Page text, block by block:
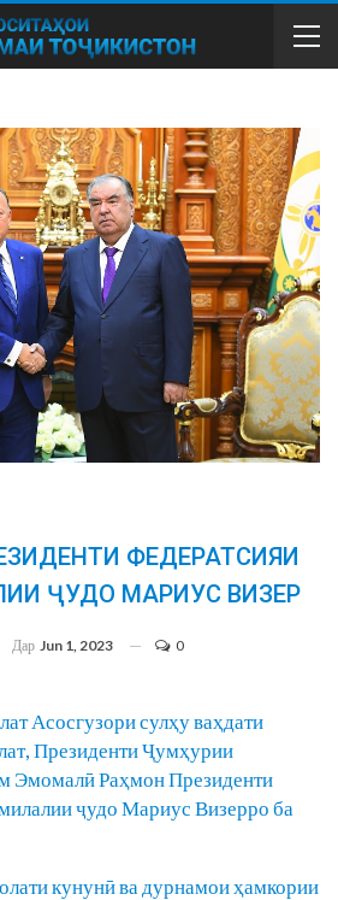
ФЕДЕРАТСИЯИ
ҶУДО МАРИУС ВИЗЕР
Дар Jun 1, 2023 0
Асосгузори сулҳу ваҳдати
Президенти Ҷумҳурии
Эмомалӣ Раҳмон Президенти
ҷудо Мариус Визерро ба
кунунӣ ва дурнамои ҳамкории